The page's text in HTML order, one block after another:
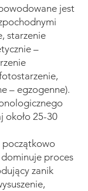
jest
starzenie
–
– egzogenne).
około 25-30
początkowo
proces
zanik